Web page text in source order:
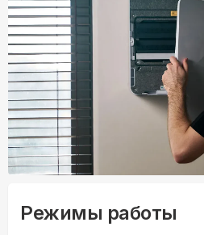
Режимы работы